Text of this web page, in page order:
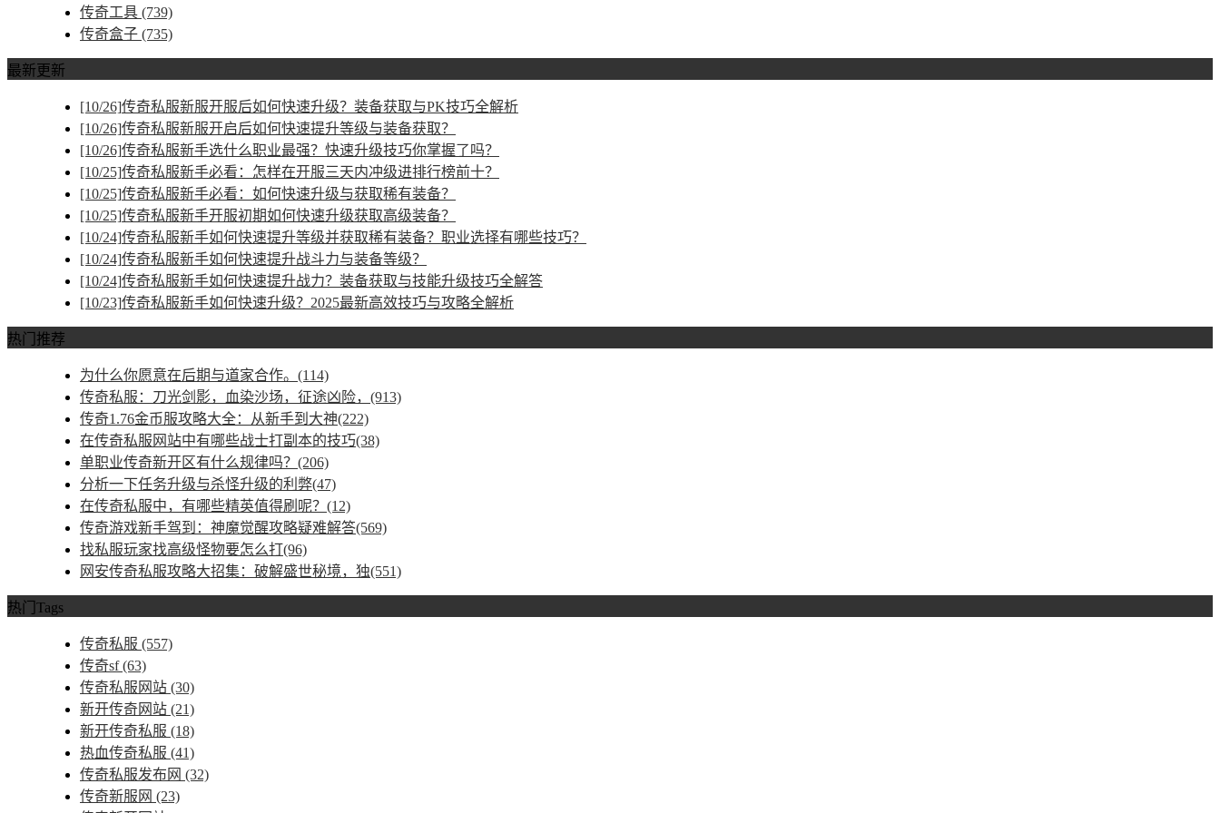
传奇工具 (739)
传奇盒子 (735)
最新更新
[10/26]传奇私服新服开服后如何快速升级？装备获取与PK技巧全解析
[10/26]传奇私服新服开启后如何快速提升等级与装备获取？
[10/26]传奇私服新手选什么职业最强？快速升级技巧你掌握了吗？
[10/25]传奇私服新手必看：怎样在开服三天内冲级进排行榜前十？
[10/25]传奇私服新手必看：如何快速升级与获取稀有装备？
[10/25]传奇私服新手开服初期如何快速升级获取高级装备？
[10/24]传奇私服新手如何快速提升等级并获取稀有装备？职业选择有哪些技巧？
[10/24]传奇私服新手如何快速提升战斗力与装备等级？
[10/24]传奇私服新手如何快速提升战力？装备获取与技能升级技巧全解答
[10/23]传奇私服新手如何快速升级？2025最新高效技巧与攻略全解析
热门推荐
为什么你愿意在后期与道家合作。(114)
传奇私服：刀光剑影，血染沙场，征途凶险，(913)
传奇1.76金币服攻略大全：从新手到大神(222)
在传奇私服网站中有哪些战士打副本的技巧(38)
单职业传奇新开区有什么规律吗？(206)
分析一下任务升级与杀怪升级的利弊(47)
在传奇私服中，有哪些精英值得刷呢？(12)
传奇游戏新手驾到：神魔觉醒攻略疑难解答(569)
找私服玩家找高级怪物要怎么打(96)
网安传奇私服攻略大招集：破解盛世秘境，独(551)
热门Tags
传奇私服 (557)
传奇sf(63)
传奇私服网站 (30)
新开传奇网站 (21)
新开传奇私服 (18)
热血传奇私服 (41)
传奇私服发布网 (32)
传奇新服网 (23)